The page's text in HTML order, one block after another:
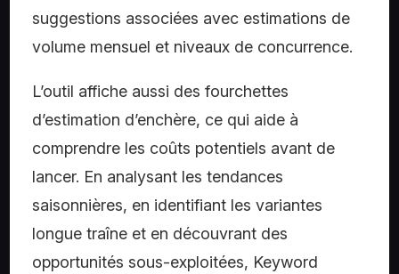
suggestions associées avec estimations de
volume mensuel et niveaux de concurrence.
L’outil affiche aussi des fourchettes
d’estimation d’enchère, ce qui aide à
comprendre les coûts potentiels avant de
lancer. En analysant les tendances
saisonnières, en identifiant les variantes
longue traîne et en découvrant des
opportunités sous-exploitées, Keyword